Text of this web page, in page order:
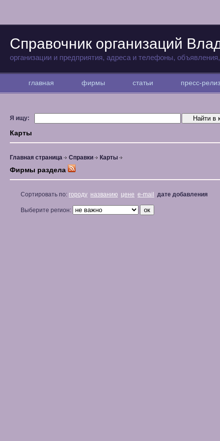
Справочник организаций
организации и предприятия, адреса и телефоны,
главная фирмы статьи пресс-
Я ищу:
Карты
Главная страница Справки Карты
Фирмы раздела
Сортировать по: городу названию цене e-mail дате добавления
Выберите регион: